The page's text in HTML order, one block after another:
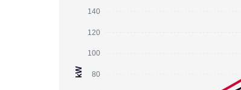
140
120
100
80
kW